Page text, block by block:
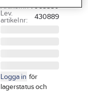
Artikelnr: 7065550
Lev.
artikelnr:
430889
Logga in för
lagerstatus och